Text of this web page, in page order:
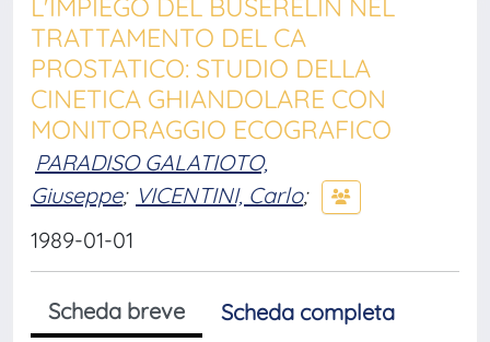
L'IMPIEGO DEL BUSERELIN NEL
TRATTAMENTO DEL CA
PROSTATICO: STUDIO DELLA
CINETICA GHIANDOLARE CON
MONITORAGGIO ECOGRAFICO
PARADISO GALATIOTO,
Giuseppe; VICENTINI, Carlo;
1989-01-01
Scheda breve
Scheda completa